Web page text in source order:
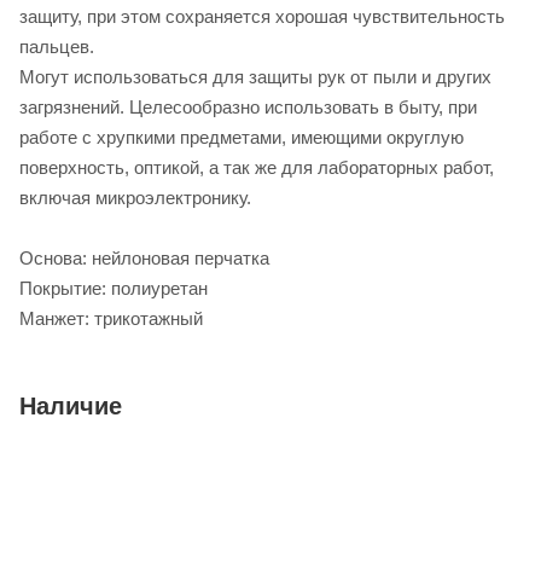
защиту, при этом сохраняется хорошая чувствительность
пальцев.
Могут использоваться для защиты рук от пыли и других
загрязнений. Целесообразно использовать в быту, при
работе с хрупкими предметами, имеющими округлую
поверхность, оптикой, а так же для лабораторных работ,
включая микроэлектронику.
Основа: нейлоновая перчатка
Покрытие: полиуретан
Манжет: трикотажный
Наличие